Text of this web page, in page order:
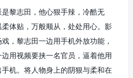
黎志田，他心狠手辣，冷酷无
体贴，万般顺从，处处用心。影
，黎志田一边用手机外放功能，
用视频要挟一名官员，逼着他用
机。将人物身上的阴狠与柔和在